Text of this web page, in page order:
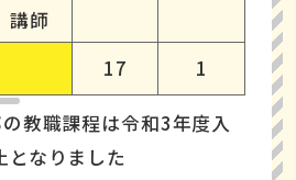
講師
17 1
教職課程は令和3年度入
となりました